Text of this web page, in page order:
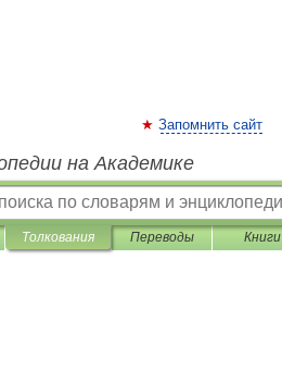
Запомнить сайт
на Академике
Толкования Переводы Книги